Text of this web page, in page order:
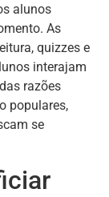
alunos
As
quizzes e
interajam
razões
populares,
se